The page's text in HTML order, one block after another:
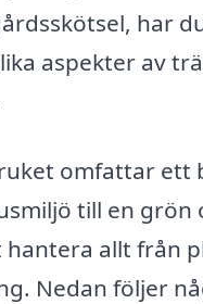
har
aspekter av
omfattar
till en grön
allt från
Nedan följer